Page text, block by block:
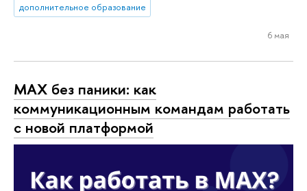
дополнительное образование
6 мая
МАХ без паники: как
коммуникационным командам работать
с новой платформой